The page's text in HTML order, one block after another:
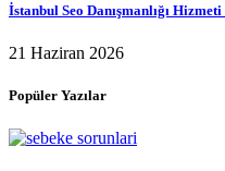
İstanbul Seo Danışmanlığı
21 Haziran 2026
Popüler Yazılar